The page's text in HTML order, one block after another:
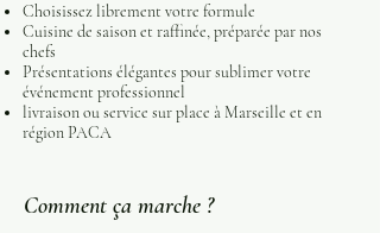
Choisissez librement votre formule
Cuisine de saison et raffinée, préparée par nos
chefs
Présentations élégantes pour sublimer votre
événement professionnel
livraison ou service sur place à Marseille et en
région PACA
Comment ça marche ?